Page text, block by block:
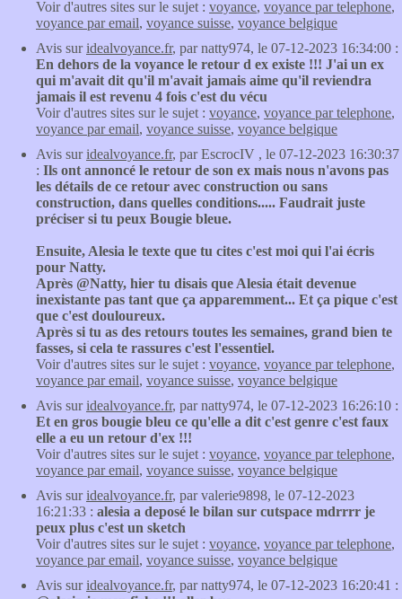
Voir d'autres sites sur le sujet : voyance, voyance par telephone,
voyance par email, voyance suisse, voyance belgique
Avis suridealvoyance.fr, par natty974, le 07-12-2023 16:34:00 :
En dehors de la voyance le retour d ex existe !!! J'ai un ex
qui m'avait dit qu'il m'avait jamais aime qu'il reviendra
jamais il est revenu 4 fois c'est du vécu
Voir d'autres sites sur le sujet : voyance, voyance par telephone,
voyance par email, voyance suisse, voyance belgique
Avis suridealvoyance.fr, par EscrocIV , le 07-12-2023 16:30:37
: Ils ont annoncé le retour de son ex mais nous n'avons pas
les détails de ce retour avec construction ou sans
construction, dans quelles conditions..... Faudrait juste
préciser si tu peux Bougie bleue.
Ensuite, Alesia le texte que tu cites c'est moi qui l'ai écris
pour Natty.
Après @Natty, hier tu disais que Alesia était devenue
inexistante pas tant que ça apparemment... Et ça pique c'est
que c'est douloureux.
Après si tu as des retours toutes les semaines, grand bien te
fasses, si cela te rassures c'est l'essentiel.
Voir d'autres sites sur le sujet : voyance, voyance par telephone,
voyance par email, voyance suisse, voyance belgique
Avis suridealvoyance.fr, par natty974, le 07-12-2023 16:26:10 :
Et en gros bougie bleu ce qu'elle a dit c'est genre c'est faux
elle a eu un retour d'ex !!!
Voir d'autres sites sur le sujet : voyance, voyance par telephone,
voyance par email, voyance suisse, voyance belgique
Avis suridealvoyance.fr, par valerie9898, le 07-12-2023
16:21:33 : alesia a deposé le bilan sur cutspace mdrrrr je
peux plus c'est un sketch
Voir d'autres sites sur le sujet : voyance, voyance par telephone,
voyance par email, voyance suisse, voyance belgique
Avis suridealvoyance.fr, par natty974, le 07-12-2023 16:20:41 :